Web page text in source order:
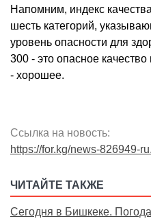
Напомним, индекс
шесть категорий,
уровень опасности для
300 - это опасное
- хорошее.
Ссылка на новость:
https://for.kg/news-826949-
ЧИТАЙТЕ ТАКЖЕ
Сегодня в Бишкеке.